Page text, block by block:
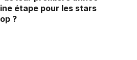
étape pour les stars
?